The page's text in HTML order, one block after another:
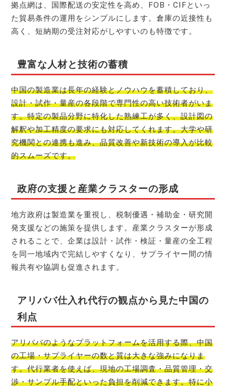
拠点網は、国際配送の安定性を高め、FOB・CIFといっ
た貿易条件の運用をシンプルにします。倉庫の近接性も
高く、短納期の受注対応がしやすいのも特徴です。
豊富な人材と技術の蓄積
中国の製造業は長年の経験とノウハウを蓄積しており、
設計・試作・量産の各段階で専門性の高い技術者がいま
す。特定の製品分野に特化した熟練工が多く、設計図の
解釈や加工精度の要求にも対応してくれます。大学や研
究機関との連携も進み、品質改善や新技術の導入が比較
的スムーズです。
政府の支援と産業クラスターの形成
地方政府は製造業を重視し、税制優遇・補助金・研究開
発支援などの施策を提供します。産業クラスターが形成
されることで、企業は設計・試作・検証・量産の全工程
を同一地域内で完結しやすくなり、サプライヤー間の情
報共有や協調も促進されます。
アリババ仕入れ代行の観点から見た中国の
利点
アリババのようなプラットフォームを活用する際、中国
の工場・サプライヤーの数と質は大きな強みになりま
す。代行業者を使えば、現地の工場調査・品質管理・交
渉・サンプル手配といった負担を削減できます。特に小